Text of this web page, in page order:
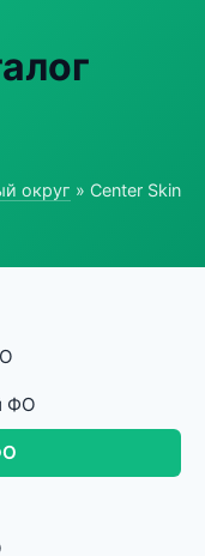
округ » Center Skin
ФО